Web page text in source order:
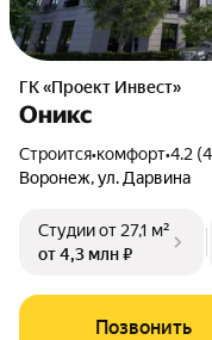
ГК «Проект Инвест»
Оникс
Строится•комфорт•4.2
Воронеж, ул. Дарвина
Студииот 27,1 м²
от 4,3 млн ₽
Позвонить